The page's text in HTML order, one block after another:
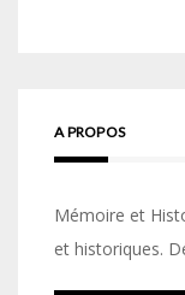
A PROPOS
Mémoire et
et historiques.